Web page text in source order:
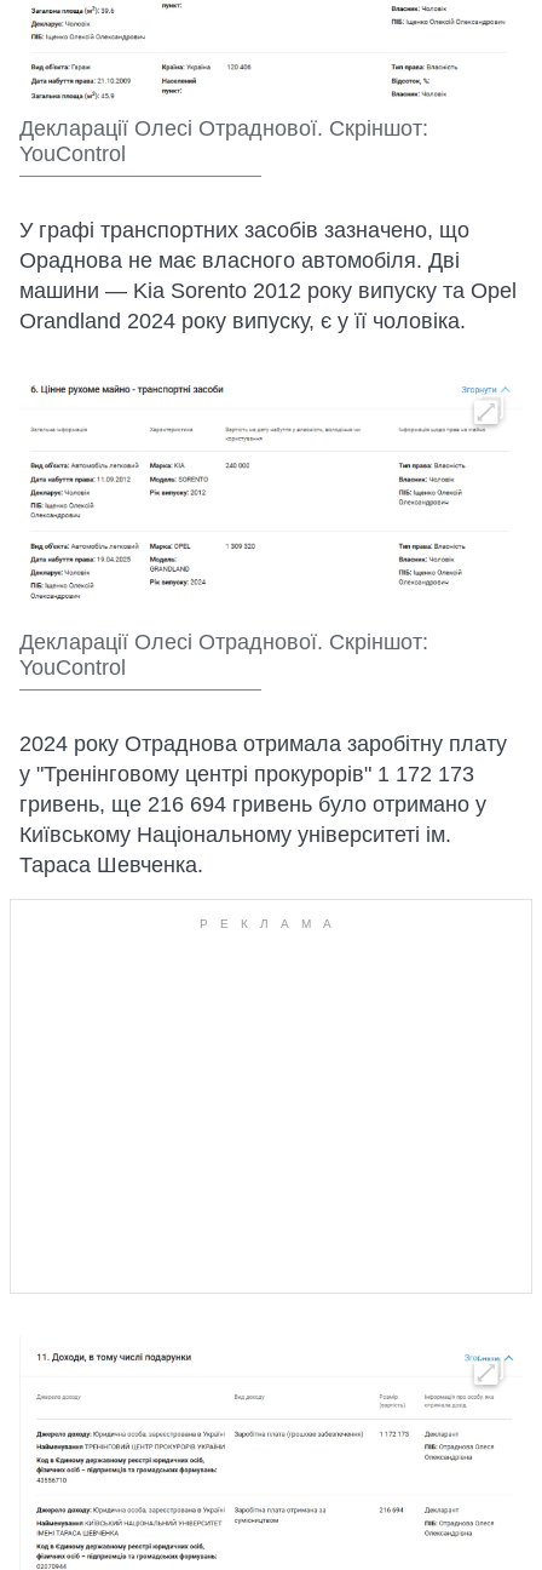
Декларації Олесі Отраднової. Скріншот:
YouControl
У графі транспортних засобів зазначено, що
Ораднова не має власного автомобіля. Дві
машини — Kia Sorento 2012 року випуску та Opel
Orandland 2024 року випуску, є у її чоловіка.
Декларації Олесі Отраднової. Скріншот:
YouControl
2024 року Отраднова отримала заробітну плату
у "Тренінговому центрі прокурорів" 1 172 173
гривень, ще 216 694 гривень було отримано у
Київському Національному університеті ім.
Тараса Шевченка.